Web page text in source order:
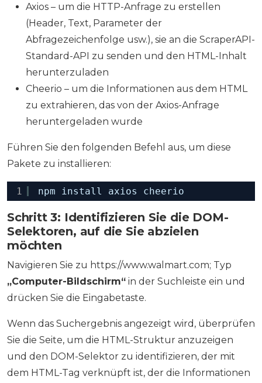
Axios – um die HTTP-Anfrage zu erstellen
(Header, Text, Parameter der
Abfragezeichenfolge usw.), sie an die ScraperAPI-
Standard-API zu senden und den HTML-Inhalt
herunterzuladen
Cheerio – um die Informationen aus dem HTML
zu extrahieren, das von der Axios-Anfrage
heruntergeladen wurde
Führen Sie den folgenden Befehl aus, um diese
Pakete zu installieren:
1 npm install axios cheerio
Schritt 3: Identifizieren Sie die DOM-
Selektoren, auf die Sie abzielen
möchten
Navigieren Sie zu https://www.walmart.com; Typ
„Computer-Bildschirm“ in der Suchleiste ein und
drücken Sie die Eingabetaste.
Wenn das Suchergebnis angezeigt wird, überprüfen
Sie die Seite, um die HTML-Struktur anzuzeigen
und den DOM-Selektor zu identifizieren, der mit
dem HTML-Tag verknüpft ist, der die Informationen